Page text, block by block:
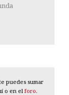
puedes sumar
o en el foro.